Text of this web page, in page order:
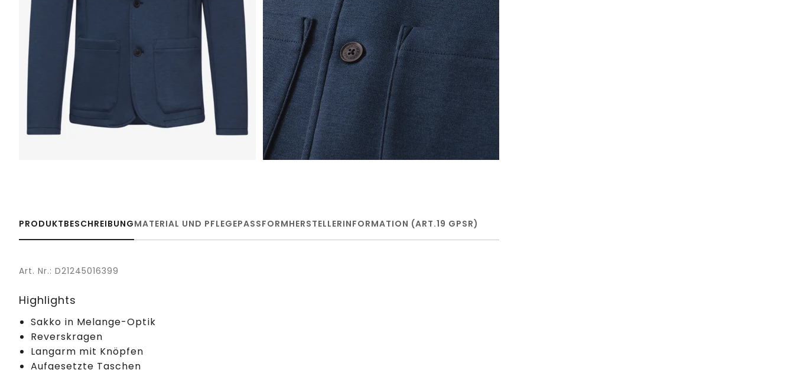
PRODUKTBESCHREIBUNGMATERIAL UND PFLEGEPASSFORMHERSTELLERINFORMATION (ART.19 GPSR)
Art. Nr.: D21245016399
Highlights
Sakko in Melange-Optik
Reverskragen
Langarm mit Knöpfen
Aufgesetzte Taschen